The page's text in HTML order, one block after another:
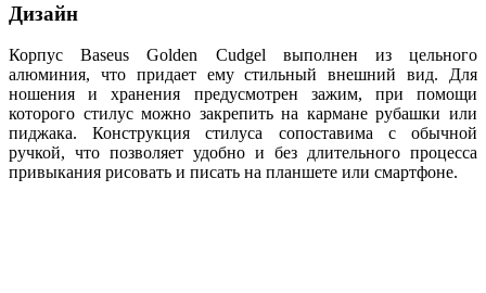
Дизайн
Корпус Baseus Golden Cudgel выполнен из цельного
алюминия, что придает ему стильный внешний вид. Для
ношения и хранения предусмотрен зажим, при помощи
которого стилус можно закрепить на кармане рубашки или
пиджака. Конструкция стилуса сопоставима с обычной
ручкой, что позволяет удобно и без длительного процесса
привыкания рисовать и писать на планшете или смартфоне.